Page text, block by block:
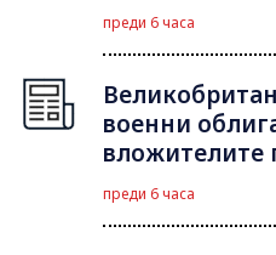
преди 6 часа
военни
вложителите
преди 6 часа